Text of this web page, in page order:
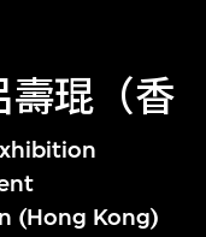
壽琨（香
(Hong Kong)